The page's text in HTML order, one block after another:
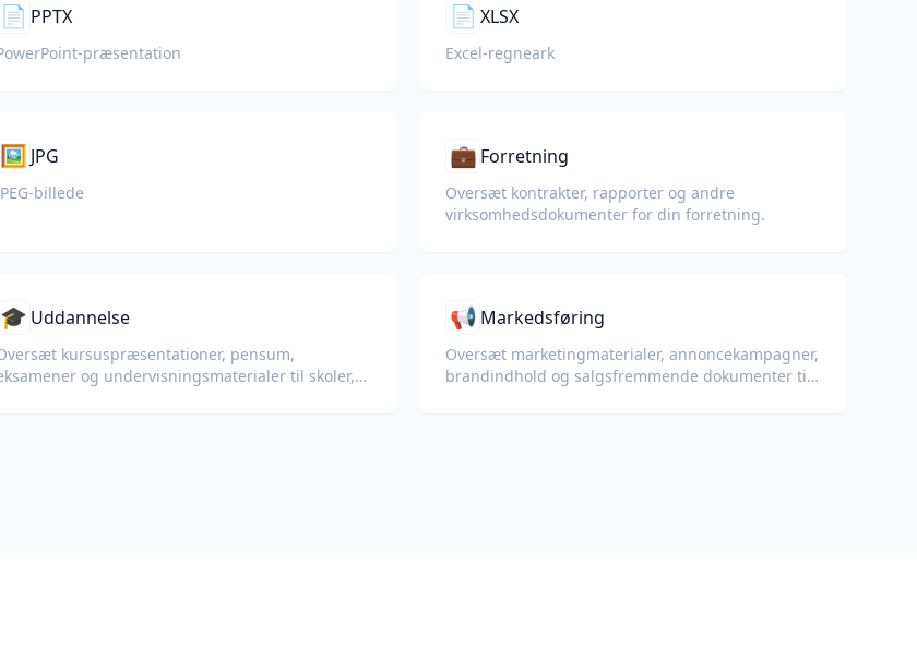
📄 PPTX
præsentation
📄 XLSX
Excel-regneark
🖼️ JPG
billede
💼 Forretning
Oversæt kontrakter, rapporter og andre
virksomheds­dokumenter for din forretning.
🎓 Uddannelse
kursuspræsentationer, pensum,
og undervisningsmaterialer til skoler,
📢 Markedsføring
Oversæt marketingmaterialer, annoncekampagner,
brandindhold og salgsfremmende dokumenter til